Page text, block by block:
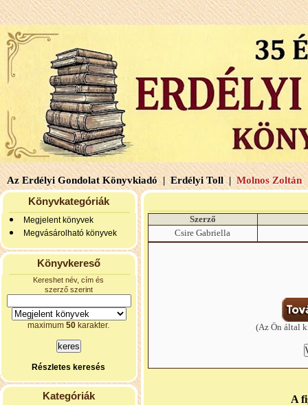
Az Erdélyi Gondolat Könyvkiadó | Erdélyi Toll | Molnos Zoltán
Könyvkategóriák
Megjelent könyvek
Megvásárolható könyvek
Könyvkereső
Kereshet név, cím és
szerző szerint
maximum50 karakter.
Részletes keresés
Kategóriák
Szerző
Csire Gabriella
(Az Ön által
A